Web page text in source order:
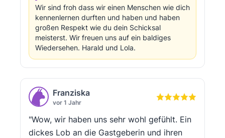
Wir sind froh dass wir einen Menschen wie dich
kennenlernen durften und haben und haben
großen Respekt wie du dein Schicksal
meisterst. Wir freuen uns auf ein baldiges
Wiedersehen. Harald und Lola.
Franziska
vor 1 Jahr
"Wow, wir haben uns sehr wohl gefühlt. Ein
dickes Lob an die Gastgeberin und ihren